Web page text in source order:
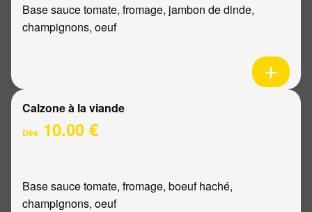
Base sauce tomate, fromage, jambon de dinde,
champignons, oeuf
Calzone à la viande
Dès 10.00 €
Base sauce tomate, fromage, boeuf haché,
champignons, oeuf